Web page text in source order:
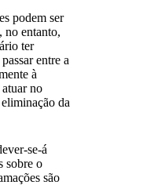
podem ser
no entanto,
ter
entre a
à
no
da
se-á
sobre o
são